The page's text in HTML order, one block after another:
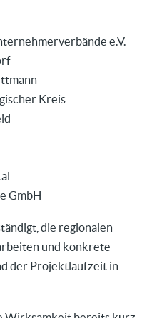
e.V.
Kreis
GmbH
die regionalen
und konkrete
der Projektlaufzeit in